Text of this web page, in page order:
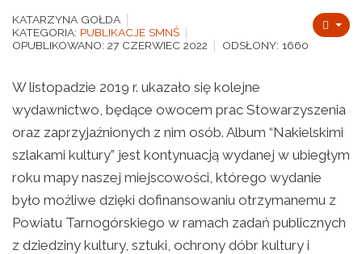
KATARZYNA GOŁDA
KATEGORIA: PUBLIKACJE SMNŚ
OPUBLIKOWANO: 27 CZERWIEC 2022
ODSŁONY: 1660
W listopadzie 2019 r. ukazało się kolejne
wydawnictwo, będące owocem prac Stowarzyszenia
oraz zaprzyjaźnionych z nim osób. Album “Nakielskimi
szlakami kultury” jest kontynuacją wydanej w ubiegłym
roku mapy naszej miejscowości, którego wydanie
było możliwe dzięki dofinansowaniu otrzymanemu z
Powiatu Tarnogórskiego w ramach zadań publicznych
z dziedziny kultury, sztuki, ochrony dóbr kultury i